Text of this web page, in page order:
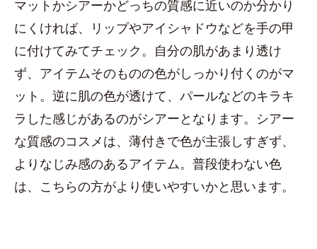
マットかシアーかどっちの質感に近いのか分かり
にくければ、リップやアイシャドウなどを手の甲
に付けてみてチェック。自分の肌があまり透け
ず、アイテムそのものの色がしっかり付くのがマ
ット。逆に肌の色が透けて、パールなどのキラキ
ラした感じがあるのがシアーとなります。シアー
な質感のコスメは、薄付きで色が主張しすぎず、
よりなじみ感のあるアイテム。普段使わない色
は、こちらの方がより使いやすいかと思います。